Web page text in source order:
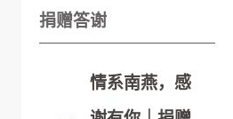
捐赠答谢
情系南燕，感